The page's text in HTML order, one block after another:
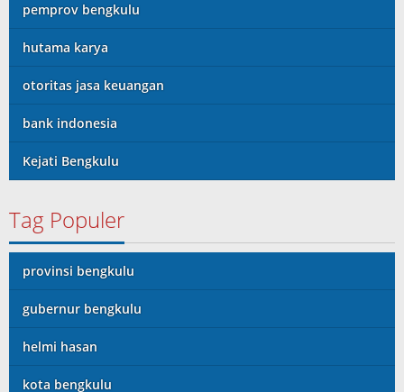
pemprov bengkulu
hutama karya
otoritas jasa keuangan
bank indonesia
Kejati Bengkulu
Tag Populer
provinsi bengkulu
gubernur bengkulu
helmi hasan
kota bengkulu